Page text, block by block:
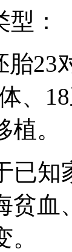
：
23
、
。
知
贫血